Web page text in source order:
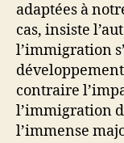
adaptées à
cas, insiste
l’immigration
contraire
l’immigration
l’immense